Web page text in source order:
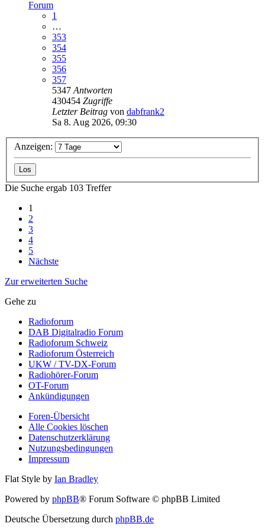
Forum
1
…
353
354
355
356
357
5347 Antworten
430454 Zugriffe
Letzter Beitrag von dabfrank2
Sa 8. Aug 2026, 09:30
Anzeigen:
Die Suche ergab 103 Treffer
1
2
3
4
5
Nächste
Zur erweiterten Suche
Gehe zu
Radioforum
DAB Digitalradio Forum
Radioforum Schweiz
Radioforum Österreich
UKW / TV-DX-Forum
Radiohörer-Forum
OT-Forum
Ankündigungen
Foren-Übersicht
Alle Cookies löschen
Datenschutzerklärung
Nutzungsbedingungen
Impressum
Flat Style by Ian Bradley
Powered by phpBB® Forum Software © phpBB Limited
Deutsche Übersetzung durch phpBB.de